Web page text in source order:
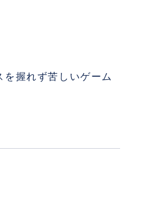
握れず苦しいゲーム